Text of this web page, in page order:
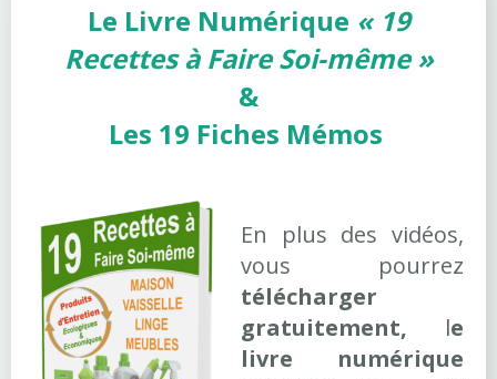
Le Livre Numérique « 19
Recettes à Faire Soi-même »
&
Les 19 Fiches Mémos
En plus des vidéos,
vous pourrez
télécharger
gratuitement, le
livre numérique